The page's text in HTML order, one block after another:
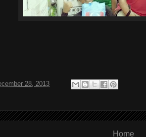
28, 2013
Home